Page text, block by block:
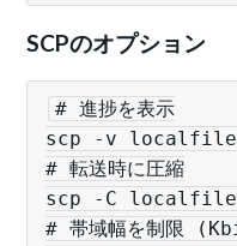
SCPのオプション
# 進捗を表示
scp -v
# 転送時に圧縮
scp -C
# 帯域幅を制限